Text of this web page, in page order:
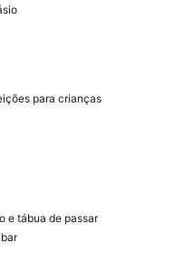
para crianças
e tábua de passar